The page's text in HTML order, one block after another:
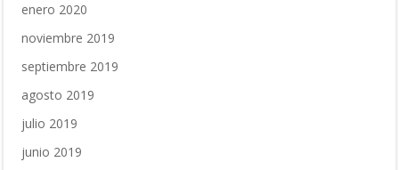
enero 2020
noviembre 2019
septiembre 2019
agosto 2019
julio 2019
junio 2019